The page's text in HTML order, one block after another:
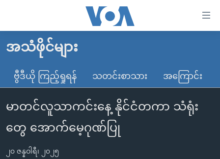
လွယ်ကူ
သည့်
များ
ပင်မ
သို့
မူလစာမျက်နှာ
မြန်မာ
ကမ္ဘာ့သတင်းများ
နိုင်ငံတကာ
ဗွီဒီယို
သတင်းလွတ်လပ်ခွင့်
ရပ်ဝန်းတခု လမ်းတခု အလွန်
အင်္ဂလိပ်စာလေ့လာမယ်
အသံဖိုင်များ
ဗွီဒီယို ကြည့်ရှုရန် သတင်းစာသား အကြောင်း
မာတင်လူသာကင်းနေ့ နိုင်ငံတကာ သံရုံး
တွေ အောက်မေ့ဂုဏ်ပြု
၂၀ ဇန္နဝါရီ၊ ၂၀၂၅